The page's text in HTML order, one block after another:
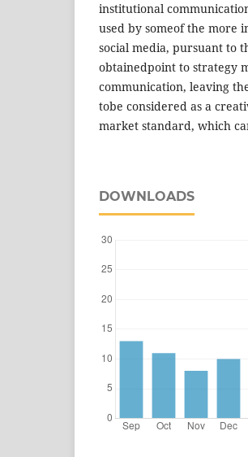
institutional
used by someof the more
social media, pursuant to
obtainedpoint to strategy
communication, leaving
tobe considered as a
market standard, which
DOWNLOADS